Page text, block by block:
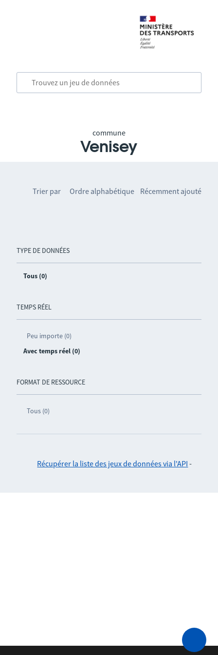
commune
Venisey
TYPE DE DONNÉES
Tous (0)
TEMPS RÉEL
Peu importe (0)
Avec temps réel (0)
FORMAT DE RESSOURCE
Tous (0)
Trier par Ordre alphabétique Récemment ajouté
Récupérer la liste des jeux de données via l'API -